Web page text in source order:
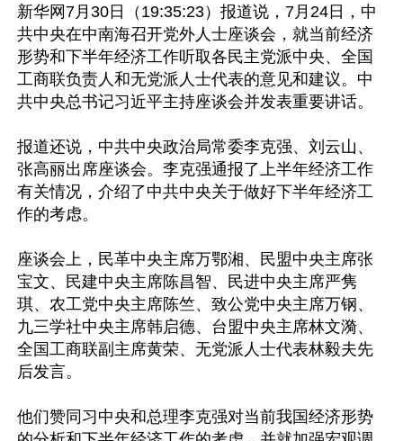
新华网7月30日（19:35:23）报道说，7月24日，中
共中央在中南海召开党外人士座谈会，就当前经济
形势和下半年经济工作听取各民主党派中央、全国
工商联负责人和无党派人士代表的意见和建议。中
共中央总书记习近平主持座谈会并发表重要讲话。
报道还说，中共中央政治局常委李克强、刘云山、
张高丽出席座谈会。李克强通报了上半年经济工作
有关情况，介绍了中共中央关于做好下半年经济工
作的考虑。
座谈会上，民革中央主席万鄂湘、民盟中央主席张
宝文、民建中央主席陈昌智、民进中央主席严隽
琪、农工党中央主席陈竺、致公党中央主席万钢、
九三学社中央主席韩启德、台盟中央主席林文漪、
全国工商联副主席黄荣、无党派人士代表林毅夫先
后发言。
他们赞同习中央和总理李克强对当前我国经济形势